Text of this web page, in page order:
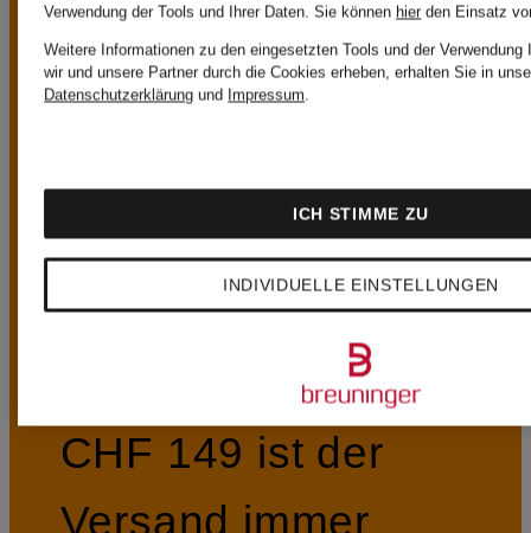
VORTEILE
Ab einem
Bestellwert von
CHF 149 ist der
Versand immer
Verwendung der Tools und Ihrer Daten. Sie können hier den Einsatz
Weitere Informationen zu den eingesetzten Tools und der Verwendung
wir und unsere Partner durch die Cookies erheben, erhalten Sie in
Datenschutzerklärung und Impressum.
INDIVIDUELLE EINSTELLUNGEN
ICH STIMME ZU